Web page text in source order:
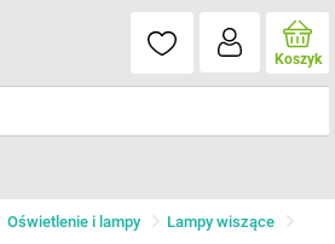
Koszyk
Oświetlenie i lampy Lampy wiszące